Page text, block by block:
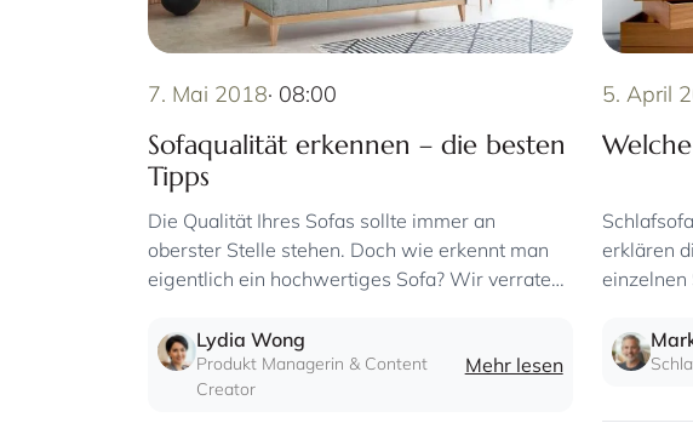
7. Mai 2018· 08:00
Sofaqualität erkennen – die besten
Tipps
Die Qualität Ihres Sofas sollte immer an
oberster Stelle stehen. Doch wie erkennt man
eigentlich ein hochwertiges Sofa? Wir verraten
Lydia Wong
Produkt Managerin & Content
Creator
Mehr lesen
5. April
erklären